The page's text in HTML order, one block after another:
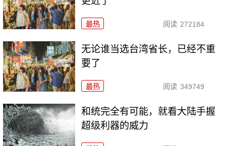
最热 阅读 272184
无论谁当选台湾省长，已经不重
要了
最热 阅读 349749
和统完全有可能，就看大陆手握
超级利器的威力